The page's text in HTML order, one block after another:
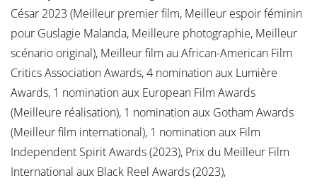
César 2023 (Meilleur premier film, Meilleur espoir féminin
pour Guslagie Malanda, Meilleure photographie, Meilleur
scénario original), Meilleur film au African-American Film
Critics Association Awards, 4 nomination aux Lumière
Awards, 1 nomination aux European Film Awards
(Meilleure réalisation), 1 nomination aux Gotham Awards
(Meilleur film international), 1 nomination aux Film
Independent Spirit Awards (2023), Prix du Meilleur Film
International aux Black Reel Awards (2023),